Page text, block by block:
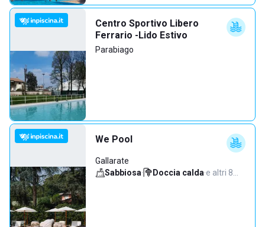
Centro Sportivo Libero
Ferrario -Lido Estivo
Parabiago
We Pool
Gallarate
Sabbiosa· Doccia calda·e altri 8…